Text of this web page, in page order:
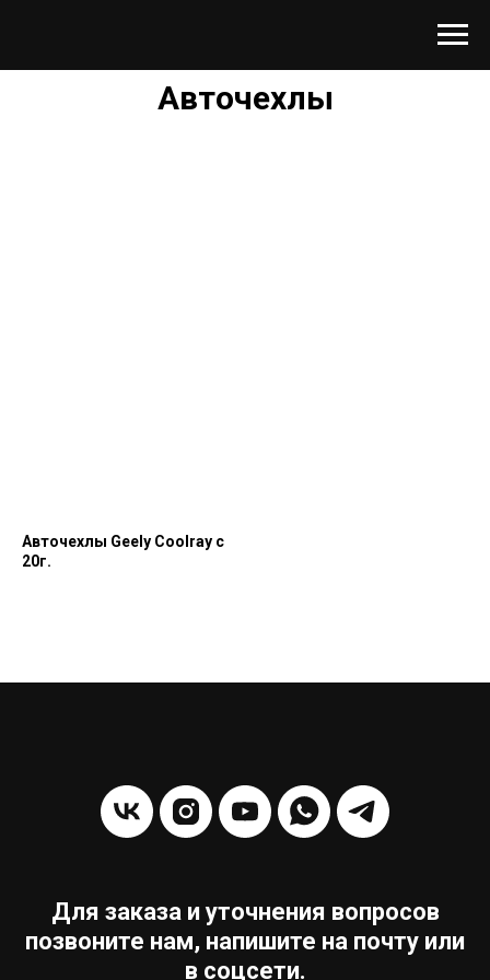
Авточехлы
Авточехлы Geely Coolray с
20г.
Для заказа и уточнения вопросов
позвоните нам, напишите на почту или
в соцсети.